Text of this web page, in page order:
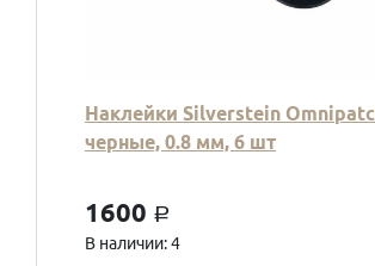
Наклейки Silverstein
черные, 0.8 мм, 6 шт
1600 a
В наличии: 4